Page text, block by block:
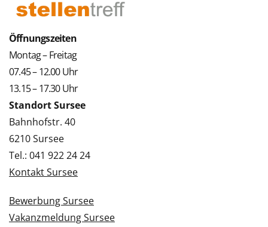
Öffnungszeiten
Montag – Freitag
07.45 – 12.00 Uhr
13.15 – 17.30 Uhr
Standort Sursee
Bahnhofstr. 40
6210 Sursee
Tel.: 041 922 24 24
Kontakt Sursee
Bewerbung Sursee
Vakanzmeldung Sursee